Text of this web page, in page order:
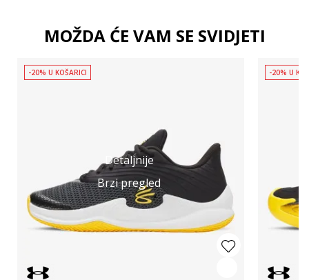
MOŽDA ĆE VAM SE SVIDJETI
Detaljnije
Brzi pregled
-20% U KOŠARICI -20% U